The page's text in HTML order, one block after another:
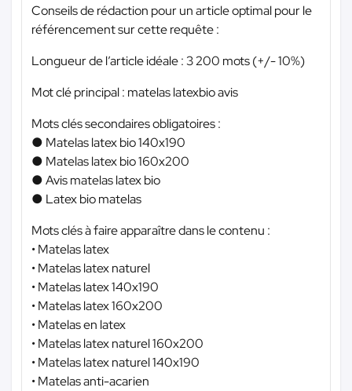
Conseils de rédaction pour un article optimal pour le
référencement sur cette requête :
Longueur de l’article idéale : 3 200 mots (+/- 10%)
Mot clé principal : matelas latexbio avis
Mots clés secondaires obligatoires :
● Matelas latex bio 140x190
● Matelas latex bio 160x200
● Avis matelas latex bio
● Latex bio matelas
Mots clés à faire apparaître dans le contenu :
• Matelas latex
• Matelas latex naturel
• Matelas latex 140x190
• Matelas latex 160x200
• Matelas en latex
• Matelas latex naturel 160x200
• Matelas latex naturel 140x190
• Matelas anti-acarien